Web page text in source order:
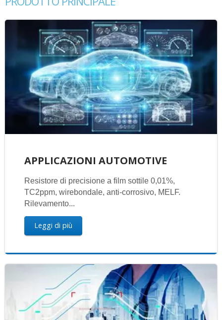
APPLICAZIONI AUTOMOTIVE
Resistore di precisione a film sottile 0,01%,
TC2ppm, wirebondale, anti-corrosivo, MELF.
Rilevamento...
Leggi di più